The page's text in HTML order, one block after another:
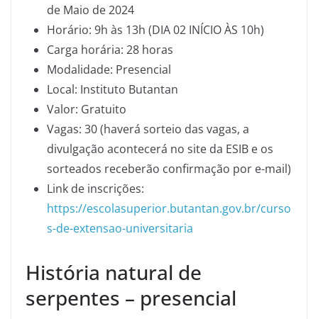
de Maio de 2024
Horário: 9h às 13h (DIA 02 INÍCIO ÀS 10h)
Carga horária: 28 horas
Modalidade: Presencial
Local: Instituto Butantan
Valor: Gratuito
Vagas: 30 (haverá sorteio das vagas, a
divulgação acontecerá no site da ESIB e os
sorteados receberão confirmação por e-mail)
Link de inscrições:
https://escolasuperior.butantan.gov.br/curso
s-de-extensao-universitaria
História natural de
serpentes – presencial